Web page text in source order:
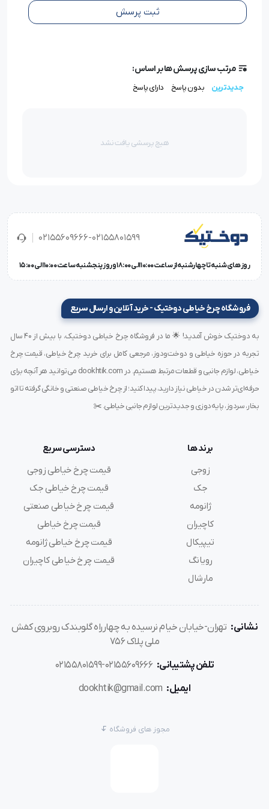
می توانید این محصول را با ضمانت اصالت و کیفیت کالا از
سفارش خود را درب منزل تحویل بگیرید.
جهت خرید انواع شلنگ اتو گازی با کیفیت بر روی
ثبت پرسش
مرتب سازی پرسش ها بر اساس:
جدیدترین بدون پاسخ دارای پاسخ
هیچ پرسشی یافت نشد
02155609666-02155801599
روز های شنبه تا چهارشنبه از ساعت 10:00 الی 18:00 و روز پنجشنبه ساعت 10:00 الی 15:00
فروشگاه چرخ خیاطی دوختیک - خرید آنلاین و ارسال سریع
به دوختیک خوش آمدید! 🌟 ما در فروشگاه چرخ خیاطی دوختیک، با بیش از ۴۰ سال
تجربه در حوزه خیاطی و دوخت‌ودوز، مرجعی کامل برای خرید چرخ خیاطی، قیمت چرخ
خیاطی، لوازم جانبی و قطعات مرتبط هستیم. در dookhtik.com می‌توانید هر آنچه برای
حرفه‌ای‌تر شدن در خیاطی نیاز دارید، پیدا کنید؛ از چرخ خیاطی صنعتی و خانگی گرفته تا اتو
بخار، سردوز، پایه‌دوزی و جدیدترین لوازم جانبی خیاطی. ✂️
برند ها
زوجی
جک
ژانومه
کاچیران
تیپیکال
رویانگ
مارشال
دسترسی سریع
قیمت چرخ خیاطی زوجی
قیمت چرخ خیاطی جک
قیمت چرخ خیاطی صنعتی
قیمت چرخ خیاطی
قیمت چرخ خیاطی ژانومه
قیمت چرخ خیاطی کاچیران
نشانی: تهران-خیابان خیام نرسیده به چهارراه گلوبندک روبروی کفش
ملی پلاک 756
تلفن پشتیبانی: 02155609666-02155801599
ایمیل: dookhtik@gmail.com
مجوز های فروشگاه